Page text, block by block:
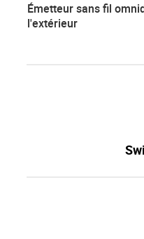
Émetteur sans fil
l'extérieur